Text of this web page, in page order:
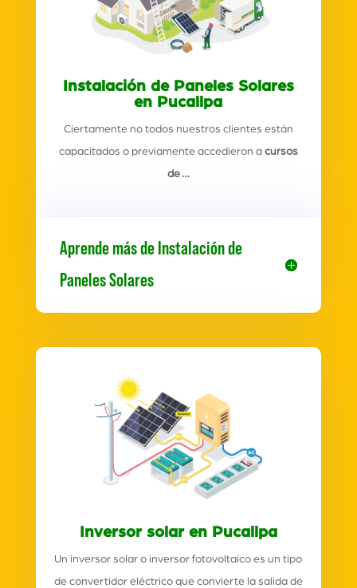
Instalación de Paneles Solares
en Pucallpa
Ciertamente no todos nuestros clientes están
capacitados o previamente accedieron a cursos
de …
Aprende más de Instalación de
Paneles Solares
Inversor solar en Pucallpa
Un inversor solar o inversor fotovoltaico es un tipo
de convertidor eléctrico que convierte la salida de